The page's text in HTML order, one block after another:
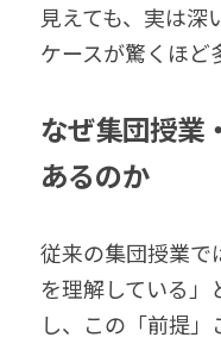
見えても、実は深
ケースが驚くほど
なぜ集団授業
あるのか
従来の集団授業で
を理解している」
し、この「前提」